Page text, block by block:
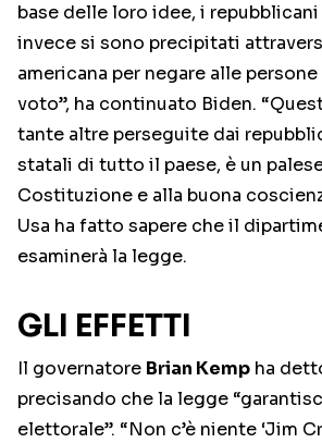
base delle loro idee, i
invece si sono precipitati
americana per negare alle
voto”, ha continuato Biden.
tante altre perseguite dai
statali di tutto il paese, è un
Costituzione e alla buona
Usa ha fatto sapere che il
esaminerà la legge.
GLI EFFETTI
Il governatore Brian Kemp ha
precisando che la legge
elettorale”. “Non c’è niente ‘Jim